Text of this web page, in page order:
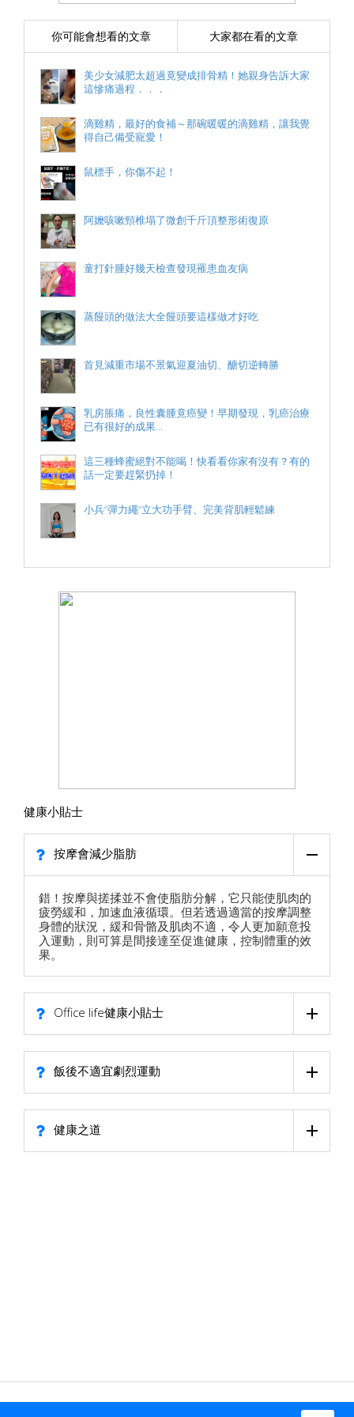
你可能會想看的文章 大家都在看的文章
美少女減肥太超過竟變成排骨精！她親身告訴大家
這慘痛過程．．．
滴雞精，最好的食補～那碗暖暖的滴雞精，讓我覺
得自己備受寵愛！
鼠標手，你傷不起！
阿嬤咳嗽頸椎塌了微創千斤頂整形術復原
童打針腫好幾天檢查發現罹患血友病
蒸饅頭的做法大全饅頭要這樣做才好吃
首見減重市場不景氣迎夏油切、醣切逆轉勝
乳房脹痛，良性囊腫竟癌變！早期發現，乳癌治療
已有很好的成果...
這三種蜂蜜絕對不能喝！快看看你家有沒有？有的
話一定要趕緊扔掉！
小兵“彈力繩“立大功手臂、完美背肌輕鬆練
健康小貼士
按摩會減少脂肪
錯！按摩與搓揉並不會使脂肪分解，它只能使肌肉的
疲勞緩和，加速血液循環。但若透過適當的按摩調整
身體的狀況，緩和骨骼及肌肉不適，令人更加願意投
入運動，則可算是間接達至促進健康，控制體重的效
果。
Office life健康小貼士
飯後不適宜劇烈運動
健康之道